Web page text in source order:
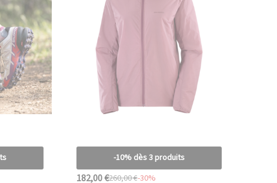
-10% dès 3 produits
182,00 €260,00 €-30%